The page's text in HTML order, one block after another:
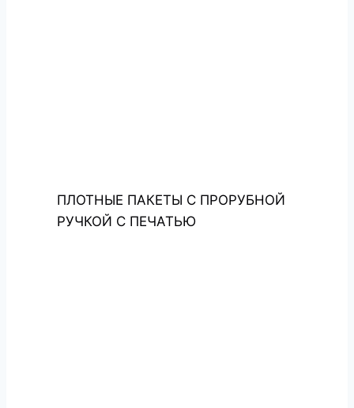
ПЛОТНЫЕ ПАКЕТЫ С ПРОРУБНОЙ
РУЧКОЙ С ПЕЧАТЬЮ